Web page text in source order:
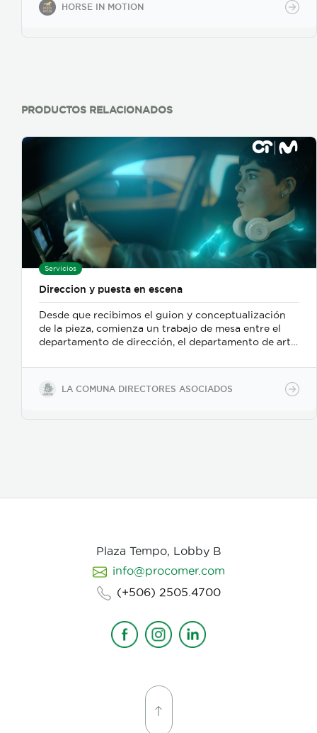
HORSE IN MOTION
PRODUCTOS RELACIONADOS
Servicios
Direccion y puesta en escena
Desde que recibimos el guion y conceptualización
de la pieza, comienza un trabajo de mesa entre el
departamento de dirección, el departamento de arte,
buscamos reforzar la historia, nos centramos
fuertemente en la selección de casting, en el tono
para los actores con instrucciones claras, paletas de
LA COMUNA DIRECTORES ASOCIADOS
Plaza Tempo, Lobby B
info@procomer.com
(+506) 2505.4700